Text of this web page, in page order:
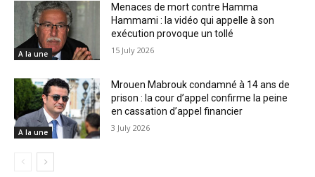
A la une
Menaces de mort contre Hamma
Hammami : la vidéo qui appelle à son
exécution provoque un tollé
15 July 2026
A la une
Mrouen Mabrouk condamné à 14 ans de
prison : la cour d’appel confirme la peine
en cassation d’appel financier
3 July 2026